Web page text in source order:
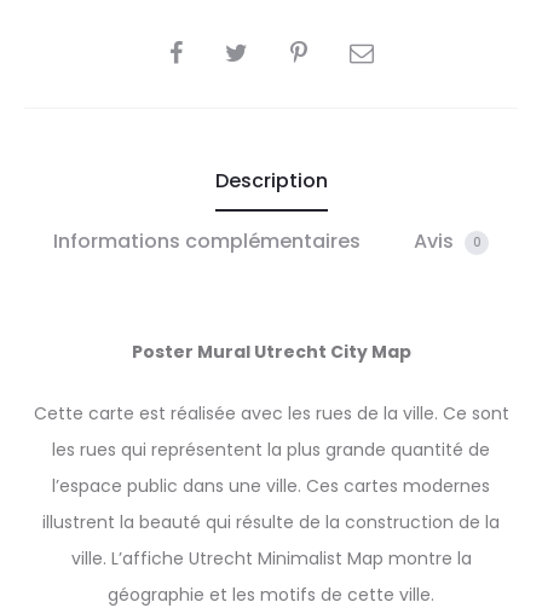
SHARE
Description
Informations complémentaires Avis 0
Poster Mural Utrecht City Map
Cette carte est réalisée avec les rues de la ville. Ce sont
les rues qui représentent la plus grande quantité de
l’espace public dans une ville. Ces cartes modernes
illustrent la beauté qui résulte de la construction de la
ville. L’affiche Utrecht Minimalist Map montre la
géographie et les motifs de cette ville.